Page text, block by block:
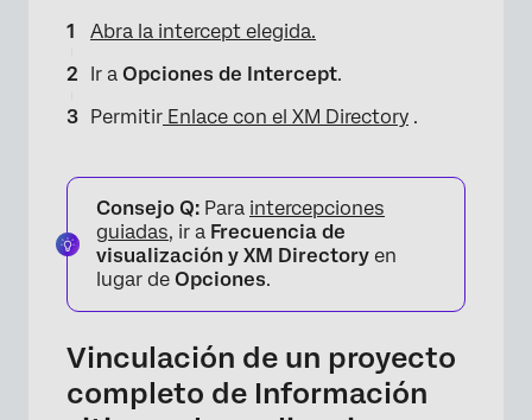
Abra la intercept elegida.
Ir a Opciones de Intercept.
Permitir Enlace con el XM Directory .
Consejo Q: Para intercepciones
guiadas, ir a Frecuencia de
visualización y XM Directory en
lugar de Opciones.
Vinculación de un proyecto
completo de Información